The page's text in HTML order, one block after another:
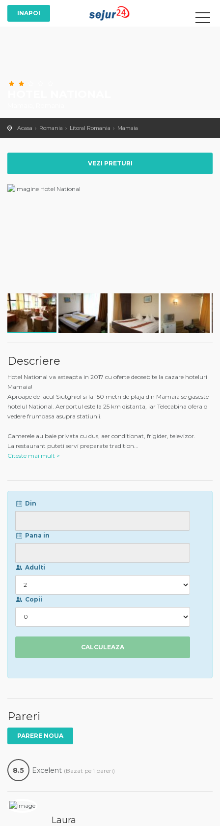
Acasa Romania Litoral Romania Mamaia
VEZI PRETURI
Descriere
Hotel National va asteapta in 2017 cu oferte deosebite la cazare hoteluri
Mamaia!
Aproape de lacul Siutghiol si la 150 metri de plaja din Mamaia se gaseste
hotelul National. Aerportul este la 25 km distanta, iar Telecabina ofera o
vedere frumoasa asupra statiunii.
Camerele au baie privata cu dus, aer conditionat, frigider, televizor.
La restaurant puteti servi preparate tradition
Citeste mai mult >
Din
Pana in
Adulti
Copii
CALCULEAZA
Pareri
PARERE NOUA
8.5 Excelent (Bazat pe 1 pareri)
Laura